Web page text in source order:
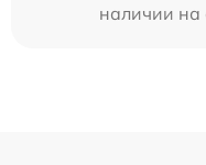
наличии на